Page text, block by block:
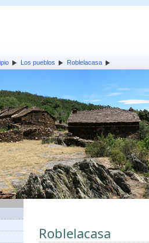
Los pueblos Roblelacasa
Roblelacasa